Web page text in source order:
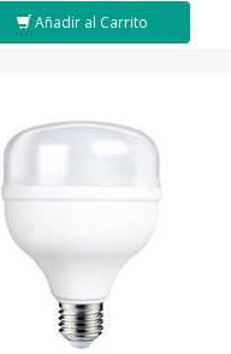
Añadir al Carrito